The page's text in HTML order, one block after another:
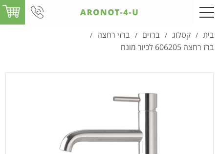
בית / קטלוג / ברזים / ברזי רחצה /
ברז רחצה 606205 לכיור מונח